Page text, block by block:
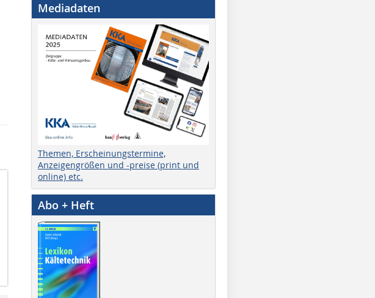
Mediadaten
Themen, Erscheinungstermine,
Anzeigengrößen und -preise (print und
online) etc.
Abo + Heft